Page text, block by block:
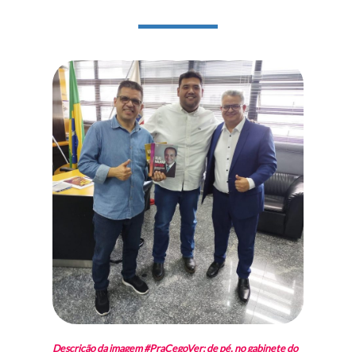
Descrição da imagem #PraCegoVer: de pé, no gabinete do